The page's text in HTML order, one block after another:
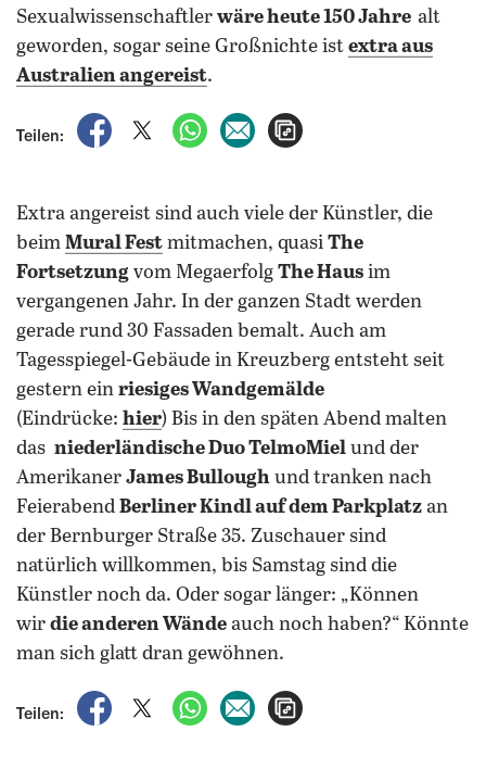
Sexualwissenschaftler wäre heute 150 Jahre alt
geworden, sogar seine Großnichte ist extra aus
Australien angereist.
Teilen:
auf Facebook teilen
auf X teilenper WhatsApp teilen
per E-Mail teilen
Extra angereist sind auch viele der Künstler, die
beim Mural Fest mitmachen, quasi The
Fortsetzung vom Megaerfolg The Haus im
vergangenen Jahr. In der ganzen Stadt werden
gerade rund 30 Fassaden bemalt. Auch am
Tagesspiegel-Gebäude in Kreuzberg entsteht seit
gestern ein riesiges Wandgemälde
(Eindrücke: hier) Bis in den späten Abend malten
das niederländische Duo TelmoMiel und der
Amerikaner James Bullough und tranken nach
Feierabend Berliner Kindl auf dem Parkplatz an
der Bernburger Straße 35. Zuschauer sind
natürlich willkommen, bis Samstag sind die
Künstler noch da. Oder sogar länger: „Können
wir die anderen Wände auch noch haben?“ Könnte
man sich glatt dran gewöhnen.
Teilen:
auf Facebook teilen
auf X teilenper WhatsApp teilen
per E-Mail teilen